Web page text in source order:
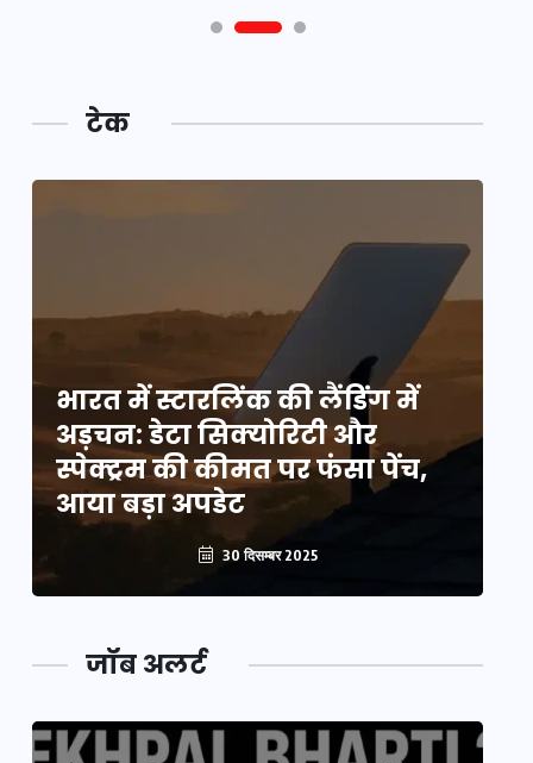
टेक
भारत में स्टारलिंक की लैंडिंग में
अड़चन: डेटा सिक्योरिटी और
स्पेक्ट्रम की कीमत पर फंसा पेंच,
आया बड़ा अपडेट
30 दिसम्बर 2025
जॉब अलर्ट